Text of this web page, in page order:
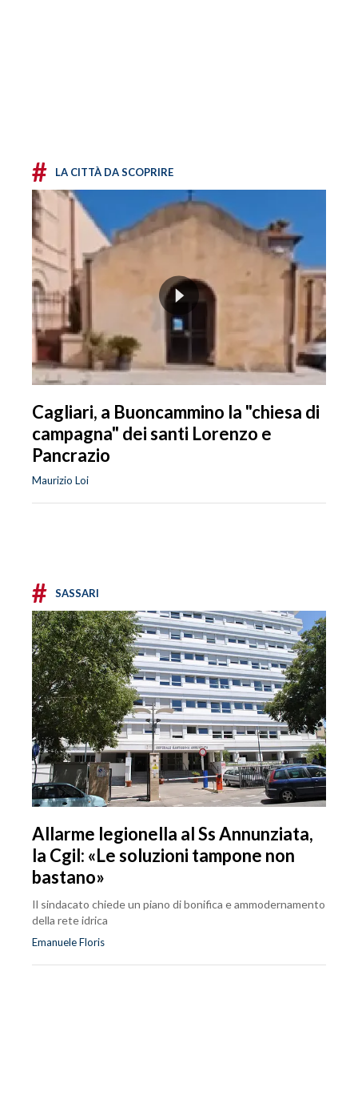
# LA CITTÀ DA SCOPRIRE
Cagliari, a Buoncammino la "chiesa di
campagna" dei santi Lorenzo e
Pancrazio
Maurizio Loi
# SASSARI
Allarme legionella al Ss Annunziata,
la Cgil: «Le soluzioni tampone non
bastano»
Il sindacato chiede un piano di bonifica e ammodernamento
della rete idrica
Emanuele Floris